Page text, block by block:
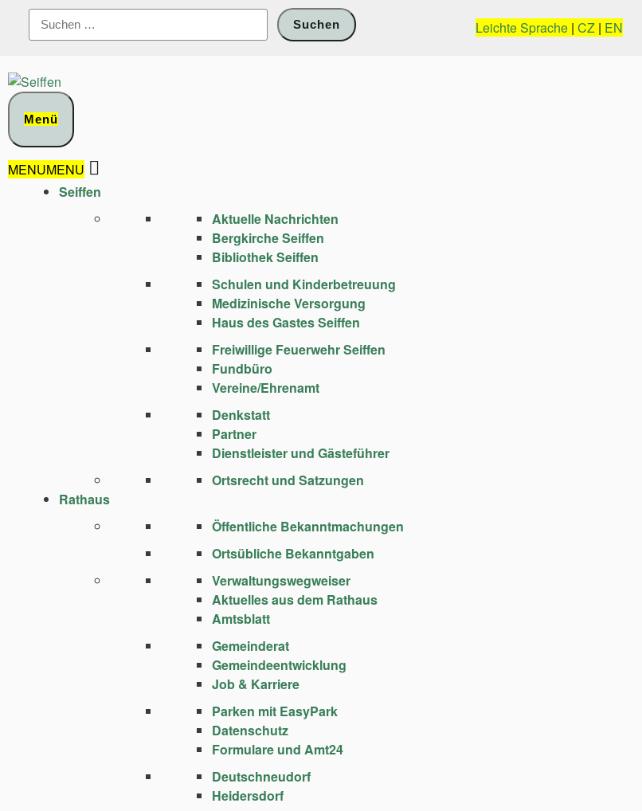
Suchen
nach:
Leichte Sprache | CZ | EN
Menü
MENUMENU
Seiffen
Aktuelle Nachrichten
Bergkirche Seiffen
Bibliothek Seiffen
Schulen und Kinder­betreuung
Medizinische Versorgung
Haus des Gastes Seiffen
Freiwillige Feuerwehr Seiffen
Fundbüro
Vereine/Ehrenamt
Denkstatt
Partner
Dienstleister und Gästeführer
Ortsrecht und Satzungen
Rathaus
Öffentliche Bekanntmachungen
Ortsübliche Bekanntgaben
Verwaltungswegweiser
Aktuelles aus dem Rathaus
Amtsblatt
Gemeinderat
Gemeindeentwicklung
Job & Karriere
Parken mit EasyPark
Datenschutz
Formulare und Amt24
Deutschneudorf
Heidersdorf